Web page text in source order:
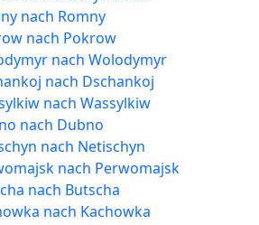
nach Romny
nach Pokrow
nach Wolodymyr
nach Dschankoj
nach Wassylkiw
nach Dubno
nach Netischyn
nach Perwomajsk
nach Butscha
nach Kachowka